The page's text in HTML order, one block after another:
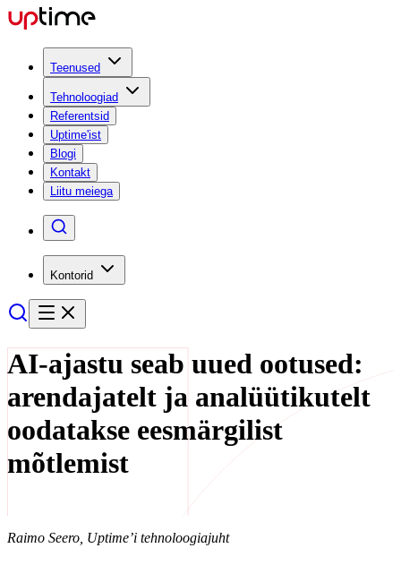
Teenused
Tehnoloogiad
Referentsid
Uptime'ist
Blogi
Kontakt
Liitu meiega
Kontorid
AI-ajastu seab uued ootused:
arendajatelt ja analüütikutelt
oodatakse eesmärgilist
mõtlemist
Raimo Seero, Uptime’i tehnoloogiajuht